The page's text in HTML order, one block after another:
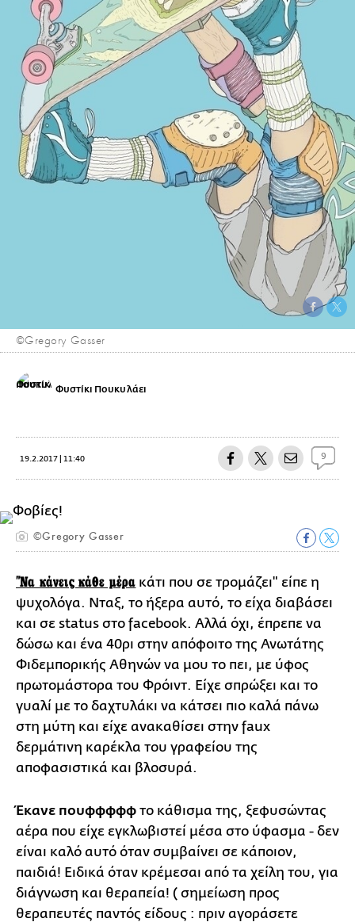
©Gregory Gasser
Φυστίκι Πουκυλάει
19.2.2017 | 11:40 9
©Gregory Gasser
"Να κάνεις κάθε μέρα κάτι που σε τρομάζει" είπε η
ψυχολόγα. Νταξ, το ήξερα αυτό, το είχα διαβάσει
και σε status στο facebook. Αλλά όχι, έπρεπε να
δώσω και ένα 40ρι στην απόφοιτο της Ανωτάτης
Φιδεμπορικής Αθηνών να μου το πει, με ύφος
πρωτομάστορα του Φρόιντ. Είχε σπρώξει και το
γυαλί με το δαχτυλάκι να κάτσει πιο καλά πάνω
στη μύτη και είχε ανακαθίσει στην faux
δερμάτινη καρέκλα του γραφείου της
αποφασιστικά και βλοσυρά.
Έκανε πουφφφφφ το κάθισμα της, ξεφυσώντας
αέρα που είχε εγκλωβιστεί μέσα στο ύφασμα - δεν
είναι καλό αυτό όταν συμβαίνει σε κάποιον,
παιδιά! Ειδικά όταν κρέμεσαι από τα χείλη του, για
διάγνωση και θεραπεία! ( σημείωση προς
θεραπευτές παντός είδους : πριν αγοράσετε